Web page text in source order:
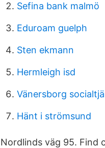
Sefina bank malmö
Eduroam guelph
Sten ekmann
Hermleigh isd
Vänersborg
Hänt i strömsund
Nordlinds väg 95. Find